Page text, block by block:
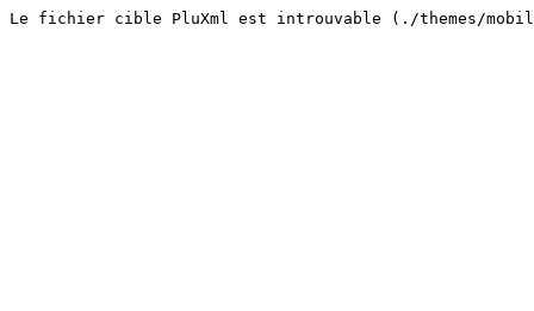
Le fichier cible PluXml est introuvable (./themes/